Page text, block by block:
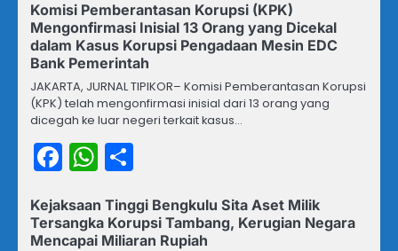
Komisi Pemberantasan Korupsi (KPK)
Mengonfirmasi Inisial 13 Orang yang Dicekal
dalam Kasus Korupsi Pengadaan Mesin EDC
Bank Pemerintah
JAKARTA, JURNAL TIPIKOR– Komisi Pemberantasan Korupsi
(KPK) telah mengonfirmasi inisial dari 13 orang yang
dicegah ke luar negeri terkait kasus…
Facebook
WhatsApp
Kejaksaan Tinggi Bengkulu Sita Aset Milik
Tersangka Korupsi Tambang, Kerugian Negara
Mencapai Miliaran Rupiah